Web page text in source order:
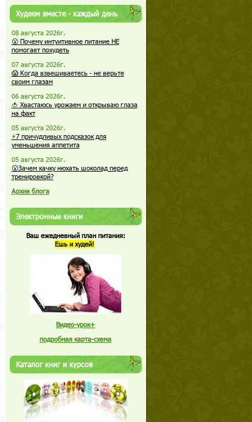
Худеем вместе - каждый день
08 августа 2026г.
😮 Почему интуитивное питание НЕ
помогает похудеть
07 августа 2026г.
😱 Когда взвешиваетесь - не верьте
своим глазам
06 августа 2026г.
🍅 Хвастаюсь урожаем и открываю глаза
на факт
05 августа 2026г.
⚡7 причудливых подсказок для
уменьшения аппетита
05 августа 2026г.
😮Зачем качку нюхать шоколад перед
тренировкой?
Архив блога
Электронные книги
Ваш ежедневный план питания:
Ешь и худей!
Видео-урок+
подробная карта-схема
Каталог книг и курсов